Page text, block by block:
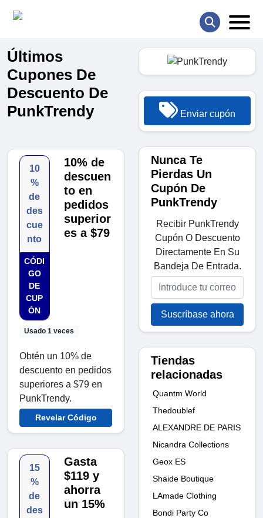
Últimos
Cupones De
Descuento De
PunkTrendy
10
%
de
des
cue
nto
CÓDI
GO
DE
CUP
ÓN
Usado 1 veces
10% de
descuen
to en
pedidos
superior
es a $79
Obtén un 10% de
descuento en pedidos
superiores a $79 en
PunkTrendy.
Revelar Código
15
%
de
des
Gasta
$119 y
ahorra
un 15%
Enviar cupón
Nunca Te
Pierdas Un
Cupón De
PunkTrendy
Recibir PunkTrendy
Cupón O Descuento
Directamente En Su
Bandeja De Entrada.
Suscríbase ahora
Tiendas
relacionadas
Quantm World
Thedoublef
ALEXANDRE DE PARIS
Nicandra Collections
Geox ES
Shaide Boutique
LAmade Clothing
Bondi Party Co